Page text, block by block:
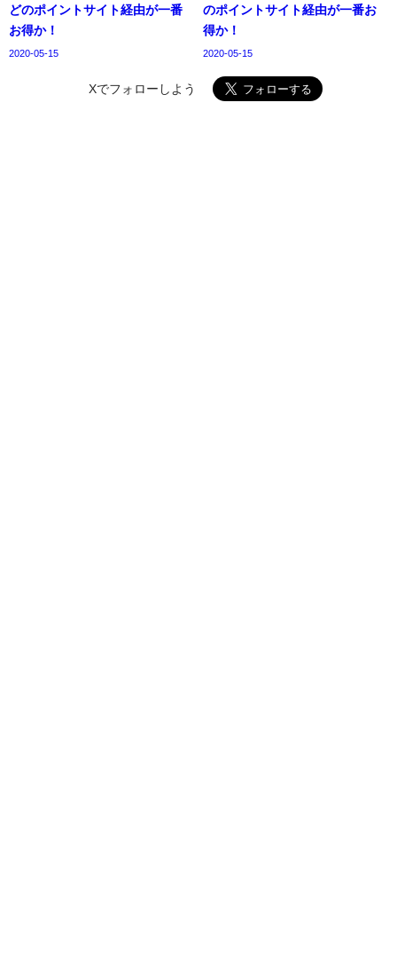
どのポイントサイト経由が一番
お得か！
2020-05-15
のポイントサイト経由が一番お
得か！
2020-05-15
Xでフォローしよう